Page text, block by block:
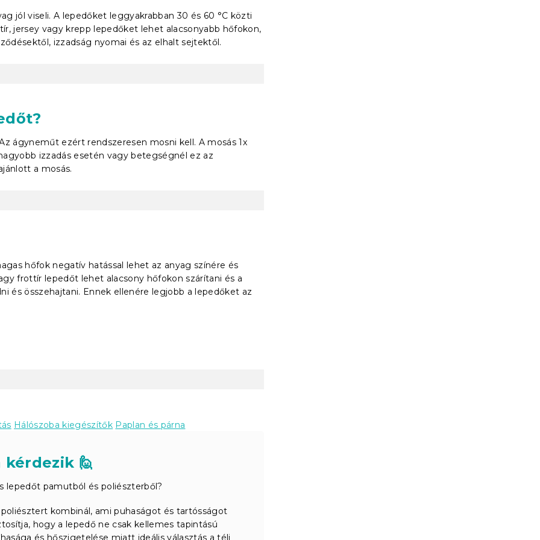
jól viseli. A lepedőket leggyakrabban 30 és 60 °C közti
jersey vagy krepp lepedőket lehet alacsonyabb hőfokon,
izzadság nyomai és az elhalt sejtektől.
ágyneműt ezért rendszeresen mosni kell. A mosás 1x
izzadás esetén vagy betegségnél ez az
a mosás.
hőfok negatív hatással lehet az anyag színére és
frottír lepedőt lehet alacsony hőfokon szárítani és a
és összehajtani. Ennek ellenére legjobb a lepedőket az
Hálószoba kiegészítők Paplan és párna
kérdezik 🙋
lepedőt pamutból és poliészterből?
kombinál, ami puhaságot és tartósságot
hogy a lepedő ne csak kellemes tapintású
és hőszigetelése miatt ideális választás a téli